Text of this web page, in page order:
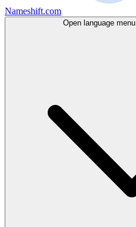
Nameshift.com
Open language menu